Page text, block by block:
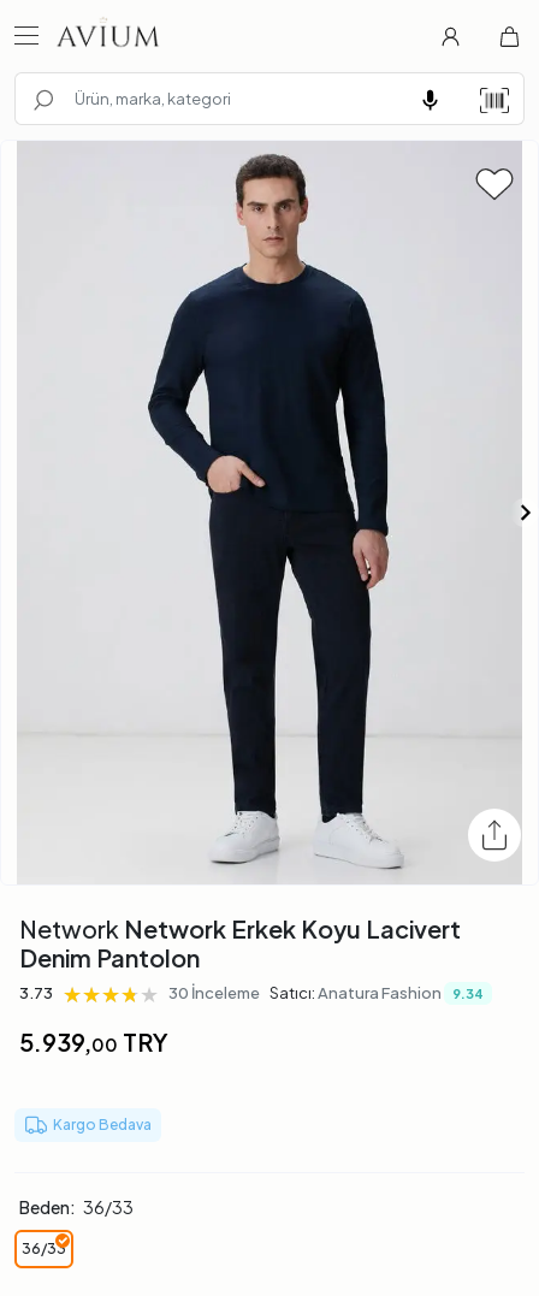
Network Network Erkek Koyu Lacivert
Denim Pantolon
3.73 ★★★★★
★★★★★
★★★★★ 30 İnceleme Satıcı:Anatura Fashion 9.34
5.939,00 TRY
Kargo Bedava
Beden: 36/33
36/33